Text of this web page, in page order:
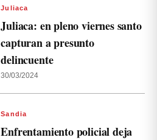
Juliaca
Juliaca: en pleno viernes santo
capturan a presunto
delincuente
30/03/2024
Sandia
Enfrentamiento policial deja